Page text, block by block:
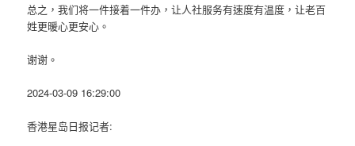
总之，我们将一件接着一件办，让人社服务有速度有温度，让老百
姓更暖心更安心。
谢谢。
2024-03-09 16:29:00
香港星岛日报记者: